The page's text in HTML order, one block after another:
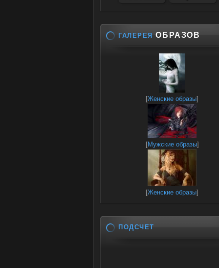
ГАЛЕРЕЯ ОБРАЗОВ
[Женские образы]
[Мужские образы]
[Женские образы]
ПОДСЧЕТ